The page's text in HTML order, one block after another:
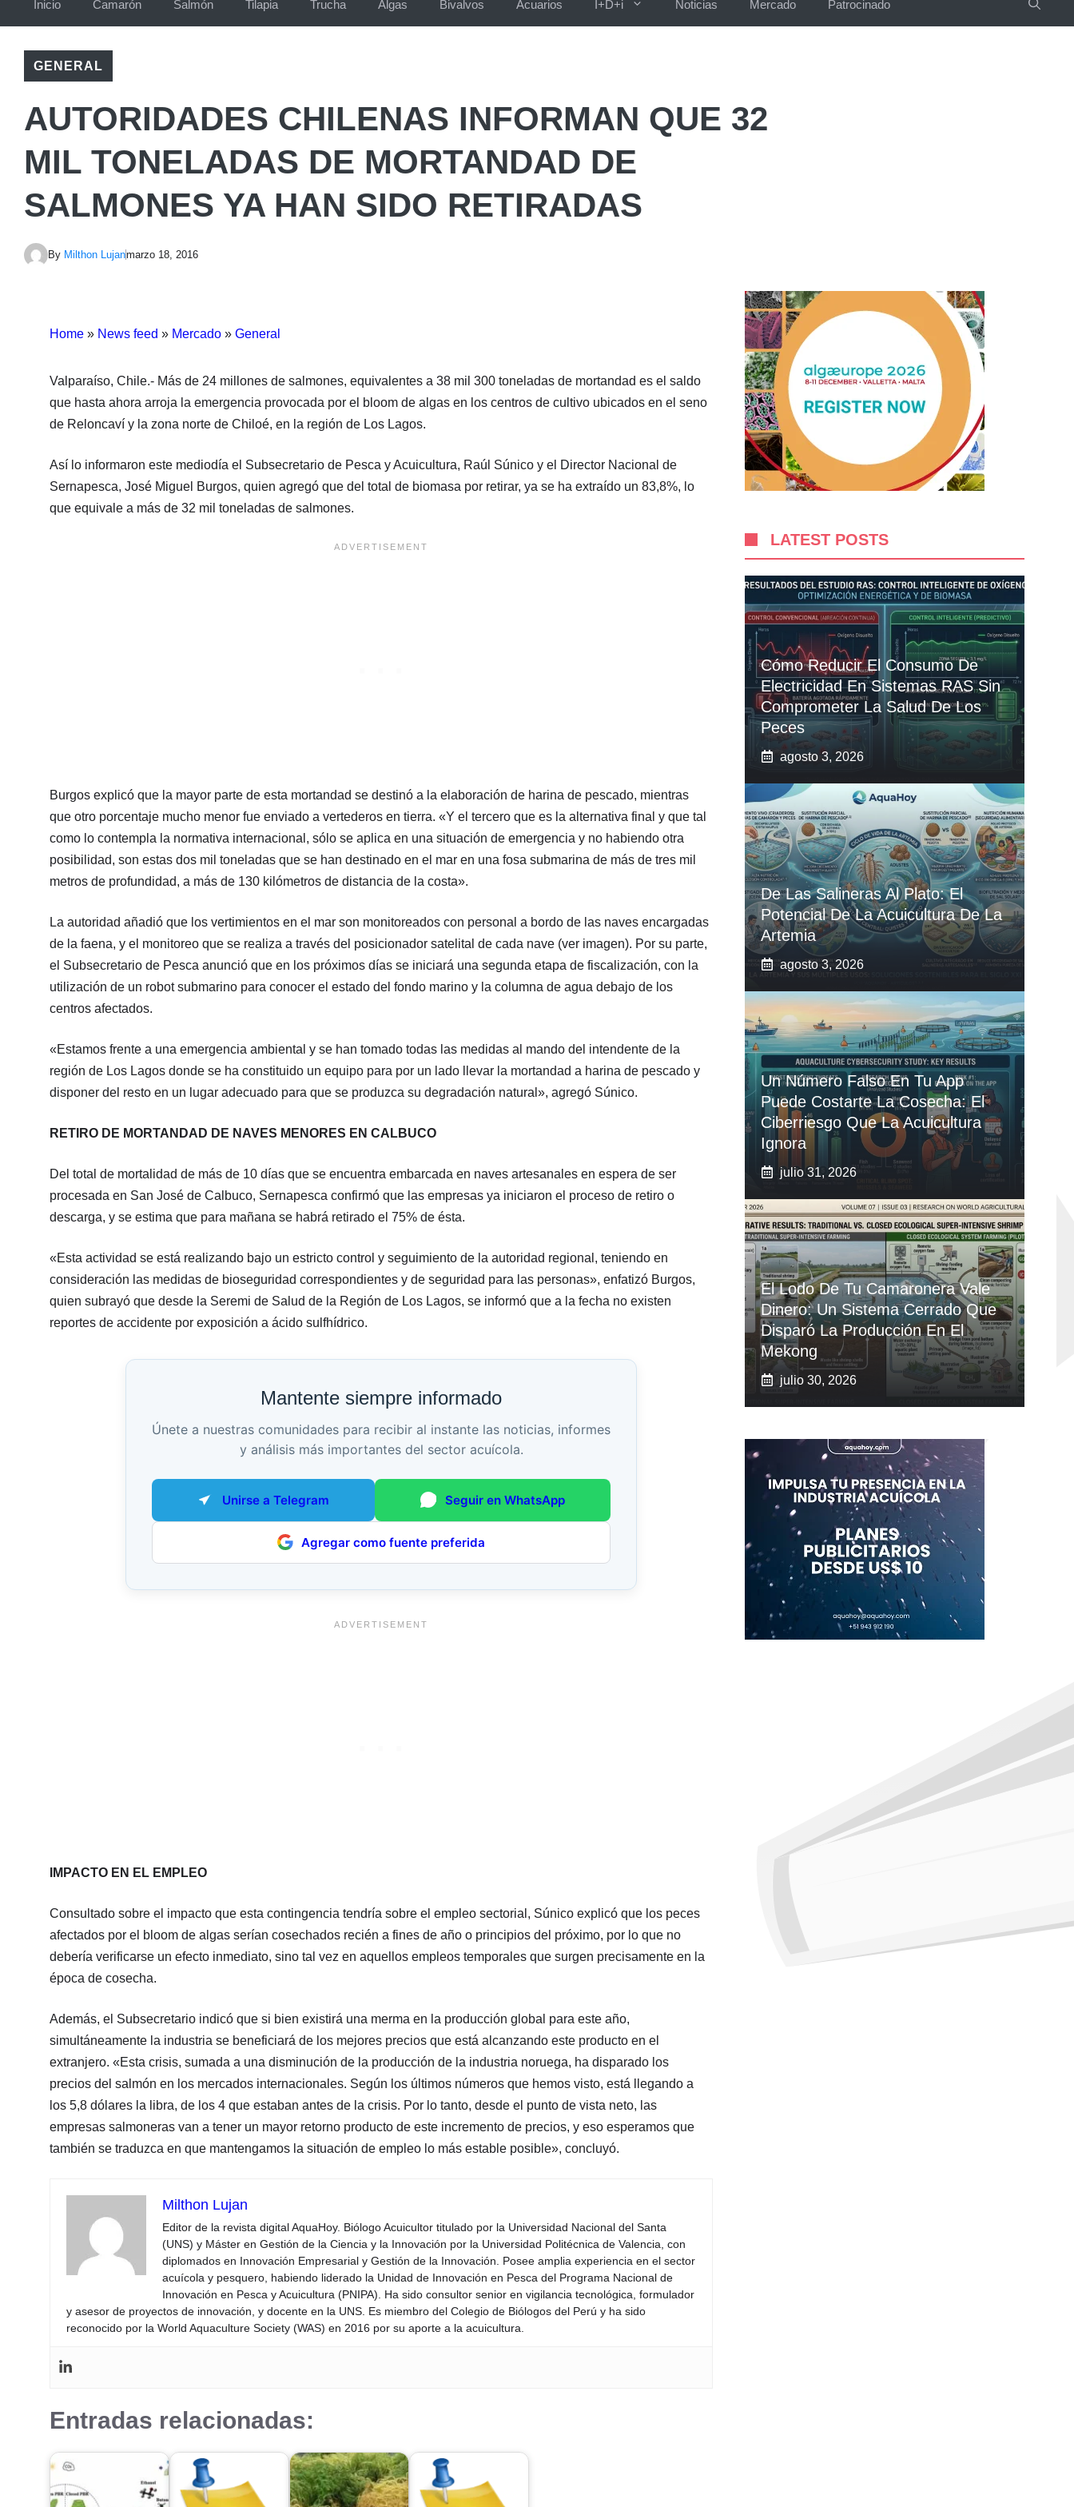
Inicio Camarón Salmón Tilapia Trucha Algas Bivalvos Acuarios I+D+i Noticias Mercado Patrocinado
GENERAL
AUTORIDADES CHILENAS INFORMAN QUE 32
MIL TONELADAS DE MORTANDAD DE
SALMONES YA HAN SIDO RETIRADAS
By Milthon Lujanmarzo 18, 2016
Home » News feed » Mercado » General
Valparaíso, Chile.- Más de 24 millones de salmones, equivalentes a 38 mil 300 toneladas de mortandad es el saldo
que hasta ahora arroja la emergencia provocada por el bloom de algas en los centros de cultivo ubicados en el seno
de Reloncaví y la zona norte de Chiloé, en la región de Los Lagos.
Así lo informaron este mediodía el Subsecretario de Pesca y Acuicultura, Raúl Súnico y el Director Nacional de
Sernapesca, José Miguel Burgos, quien agregó que del total de biomasa por retirar, ya se ha extraído un 83,8%, lo
que equivale a más de 32 mil toneladas de salmones.
Burgos explicó que la mayor parte de esta mortandad se destinó a la elaboración de harina de pescado, mientras
que otro porcentaje mucho menor fue enviado a vertederos en tierra. «Y el tercero que es la alternativa final y que tal
como lo contempla la normativa internacional, sólo se aplica en una situación de emergencia y no habiendo otra
posibilidad, son estas dos mil toneladas que se han destinado en el mar en una fosa submarina de más de tres mil
metros de profundidad, a más de 130 kilómetros de distancia de la costa».
La autoridad añadió que los vertimientos en el mar son monitoreados con personal a bordo de las naves encargadas
de la faena, y el monitoreo que se realiza a través del posicionador satelital de cada nave (ver imagen). Por su parte,
el Subsecretario de Pesca anunció que en los próximos días se iniciará una segunda etapa de fiscalización, con la
utilización de un robot submarino para conocer el estado del fondo marino y la columna de agua debajo de los
centros afectados.
«Estamos frente a una emergencia ambiental y se han tomado todas las medidas al mando del intendente de la
región de Los Lagos donde se ha constituido un equipo para por un lado llevar la mortandad a harina de pescado y
disponer del resto en un lugar adecuado para que se produzca su degradación natural», agregó Súnico.
RETIRO DE MORTANDAD DE NAVES MENORES EN CALBUCO
Del total de mortalidad de más de 10 días que se encuentra embarcada en naves artesanales en espera de ser
procesada en San José de Calbuco, Sernapesca confirmó que las empresas ya iniciaron el proceso de retiro o
descarga, y se estima que para mañana se habrá retirado el 75% de ésta.
«Esta actividad se está realizando bajo un estricto control y seguimiento de la autoridad regional, teniendo en
consideración las medidas de bioseguridad correspondientes y de seguridad para las personas», enfatizó Burgos,
quien subrayó que desde la Seremi de Salud de la Región de Los Lagos, se informó que a la fecha no existen
reportes de accidente por exposición a ácido sulfhídrico.
Mantente siempre informado
Únete a nuestras comunidades para recibir al instante las noticias, informes
y análisis más importantes del sector acuícola.
Unirse a Telegram Seguir en WhatsApp
Agregar como fuente preferida
IMPACTO EN EL EMPLEO
Consultado sobre el impacto que esta contingencia tendría sobre el empleo sectorial, Súnico explicó que los peces
afectados por el bloom de algas serían cosechados recién a fines de año o principios del próximo, por lo que no
debería verificarse un efecto inmediato, sino tal vez en aquellos empleos temporales que surgen precisamente en la
época de cosecha.
Además, el Subsecretario indicó que si bien existirá una merma en la producción global para este año,
simultáneamente la industria se beneficiará de los mejores precios que está alcanzando este producto en el
extranjero. «Esta crisis, sumada a una disminución de la producción de la industria noruega, ha disparado los
precios del salmón en los mercados internacionales. Según los últimos números que hemos visto, está llegando a
los 5,8 dólares la libra, de los 4 que estaban antes de la crisis. Por lo tanto, desde el punto de vista neto, las
empresas salmoneras van a tener un mayor retorno producto de este incremento de precios, y eso esperamos que
también se traduzca en que mantengamos la situación de empleo lo más estable posible», concluyó.
Milthon Lujan
Editor de la revista digital AquaHoy. Biólogo Acuicultor titulado por la Universidad Nacional del Santa
(UNS) y Máster en Gestión de la Ciencia y la Innovación por la Universidad Politécnica de Valencia, con
diplomados en Innovación Empresarial y Gestión de la Innovación. Posee amplia experiencia en el sector
acuícola y pesquero, habiendo liderado la Unidad de Innovación en Pesca del Programa Nacional de
Innovación en Pesca y Acuicultura (PNIPA). Ha sido consultor senior en vigilancia tecnológica, formulador
y asesor de proyectos de innovación, y docente en la UNS. Es miembro del Colegio de Biólogos del Perú y ha sido
reconocido por la World Aquaculture Society (WAS) en 2016 por su aporte a la acuicultura.
Entradas relacionadas:
LATEST POSTS
Cómo Reducir El Consumo De
Electricidad En Sistemas RAS Sin
Comprometer La Salud De Los
Peces
agosto 3, 2026
De Las Salineras Al Plato: El
Potencial De La Acuicultura De La
Artemia
agosto 3, 2026
Un Número Falso En Tu App
Puede Costarte La Cosecha: El
Ciberriesgo Que La Acuicultura
Ignora
julio 31, 2026
El Lodo De Tu Camaronera Vale
Dinero: Un Sistema Cerrado Que
Disparó La Producción En El
Mekong
julio 30, 2026